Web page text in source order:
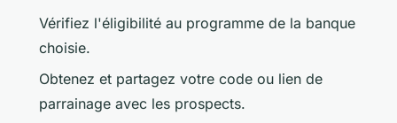
Vérifiez l'éligibilité au programme de la banque
choisie.
Obtenez et partagez votre code ou lien de
parrainage avec les prospects.